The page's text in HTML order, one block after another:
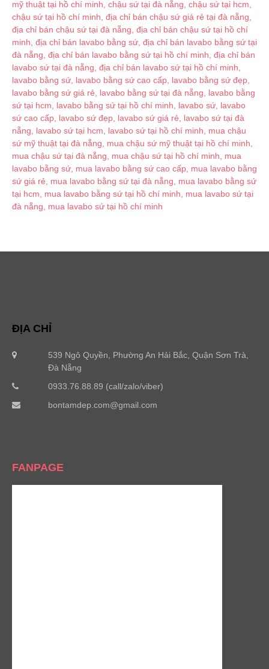
ĐỊA CHỈ
539 Ngô Quyền, Phường An Hải Bắc, Quận Sơn Trà,
Đà Nẵng
0933.76.88.89 (call/zalo/viber)
bontamdep.com@gmail.com
FANPAGE